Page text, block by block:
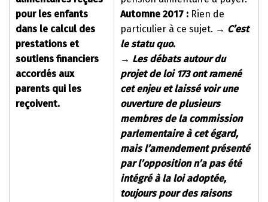
pour les enfants
dans le calcul des
prestations et
soutiens financiers
accordés aux
parents qui les
reçoivent.
Automne 2017 : Rien de
particulier à ce sujet. → C’est
le statu quo.
→ Les débats autour du
projet de loi 173 ont ramené
cet enjeu et laissé voir une
ouverture de plusieurs
membres de la commission
parlementaire à cet égard,
mais l’amendement présenté
par l’opposition n’a pas été
intégré à la loi adoptée,
toujours pour des raisons